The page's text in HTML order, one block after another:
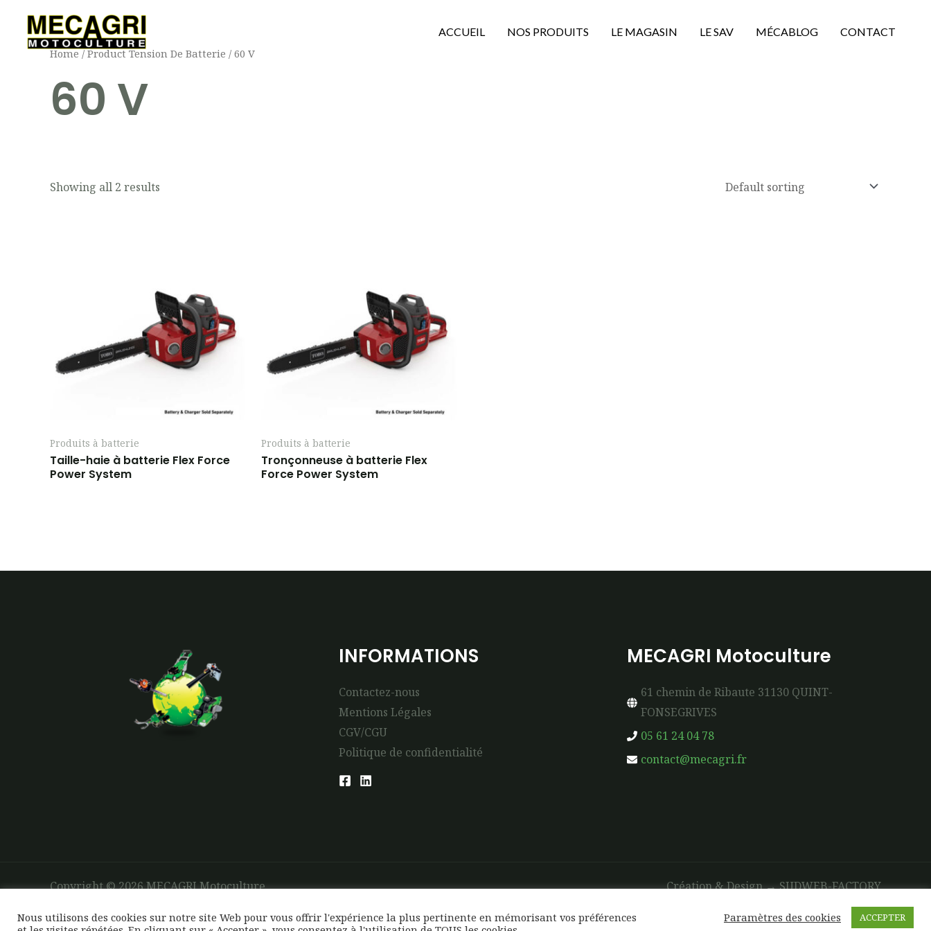
contenu
ACCUEIL NOS PRODUITS LE MAGASIN LE SAV MÉCABLOG CONTACT
Home/ Product Tension De Batterie / 60 V
60 V
Showing all 2 results
Produits à batterie
Taille-haie à batterie Flex Force
Power System
Produits à batterie
Tronçonneuse à batterie Flex
Force Power System
INFORMATIONS
Contactez-nous
Mentions Légales
CGV/CGU
Politique de confidentialité
MECAGRI Motoculture
61 chemin de Ribaute 31130 QUINT-
FONSEGRIVES
05 61 24 04 78
contact@mecagri.fr
Copyright © 2026 MECAGRI Motoculture Création & Design →SUDWEB-FACTORY
Nous utilisons des cookies sur notre site Web pour vous offrir l'expérience la plus pertinente en mémorisant vos préférences
Paramètres des cookies ACCEPTER